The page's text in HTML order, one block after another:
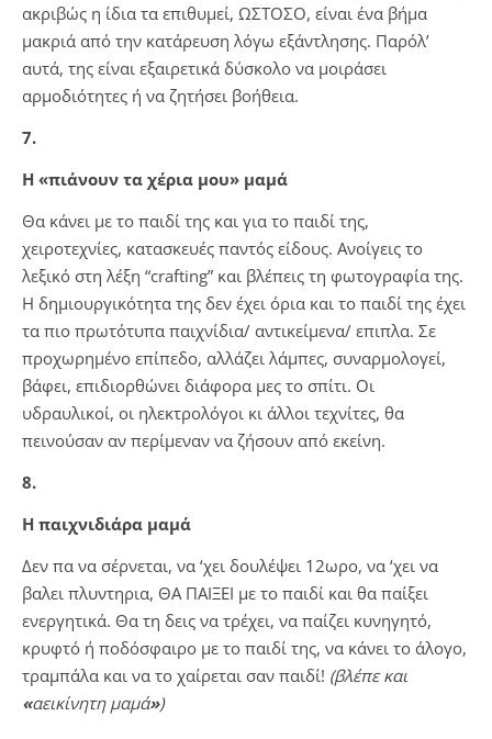
ακριβώς η ίδια τα επιθυμεί, ΩΣΤΟΣΟ, είναι ένα βήμα
μακριά από την κατάρευση λόγω εξάντλησης. Παρόλ’
αυτά, της είναι εξαιρετικά δύσκολο να μοιράσει
αρμοδιότητες ή να ζητήσει βοήθεια.
7.
Η «πιάνουν τα χέρια μου» μαμά
Θα κάνει με το παιδί της και για το παιδί της,
χειροτεχνίες, κατασκευές παντός είδους. Ανοίγεις το
λεξικό στη λέξη “crafting” και βλέπεις τη φωτογραφία της.
Η δημιουργικότητα της δεν έχει όρια και το παιδί της έχει
τα πιο πρωτότυπα παιχνίδια/ αντικείμενα/ επιπλα. Σε
προχωρημένο επίπεδο, αλλάζει λάμπες, συναρμολογεί,
βάφει, επιδιορθώνει διάφορα μες το σπίτι. Οι
υδραυλικοί, οι ηλεκτρολόγοι κι άλλοι τεχνίτες, θα
πεινούσαν αν περίμεναν να ζήσουν από εκείνη.
8.
Η παιχνιδιάρα μαμά
Δεν πα να σέρνεται, να ‘χει δουλέψει 12ωρο, να ‘χει να
βαλει πλυντηρια, ΘΑ ΠΑΙΞΕΙ με το παιδί και θα παίξει
ενεργητικά. Θα τη δεις να τρέχει, να παίζει κυνηγητό,
κρυφτό ή ποδόσφαιρο με το παιδί της, να κάνει το άλογο,
τραμπάλα και να το χαίρεται σαν παιδί! (βλέπε και
«αεικίνητη μαμά»)